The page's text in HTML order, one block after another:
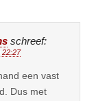
schreef:
22:27
een vast
Dus met